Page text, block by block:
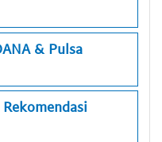
& Pulsa